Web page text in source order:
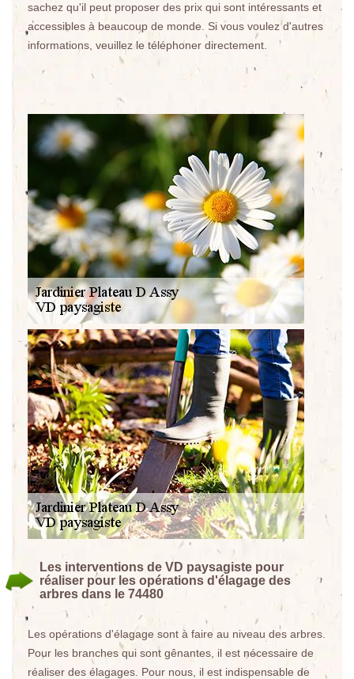
sachez qu'il peut proposer des prix qui sont intéressants et
accessibles à beaucoup de monde. Si vous voulez d'autres
informations, veuillez le téléphoner directement.
Les interventions de VD paysagiste pour
réaliser pour les opérations d'élagage des
arbres dans le 74480
Les opérations d'élagage sont à faire au niveau des arbres.
Pour les branches qui sont gênantes, il est nécessaire de
réaliser des élagages. Pour nous, il est indispensable de